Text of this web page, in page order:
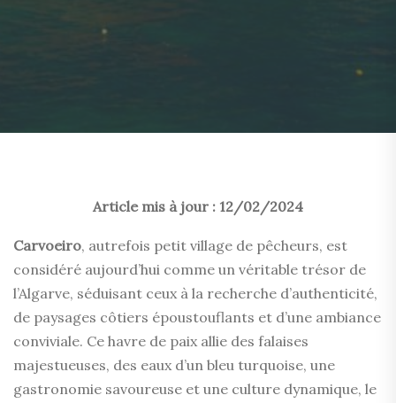
Article mis à jour : 12/02/2024
Carvoeiro, autrefois petit village de pêcheurs, est
considéré aujourd’hui comme un véritable trésor de
l’Algarve, séduisant ceux à la recherche d’authenticité,
de paysages côtiers époustouflants et d’une ambiance
conviviale. Ce havre de paix allie des falaises
majestueuses, des eaux d’un bleu turquoise, une
gastronomie savoureuse et une culture dynamique, le